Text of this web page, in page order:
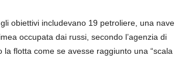
obiettivi includevano 19 petroliere, una nave
occupata dai russi, secondo l’agenzia di
flotta come se avesse raggiunto una “scala